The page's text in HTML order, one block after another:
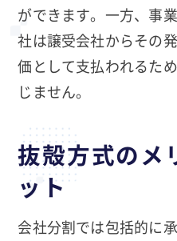
ができます。一方、事
社は譲受会社からその
価として支払われるた
じません。
抜殻方式のメ
ット
会社分割では包括的に